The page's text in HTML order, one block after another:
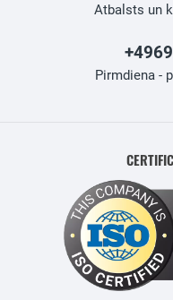
Atbalsts un
Pirmdiena -